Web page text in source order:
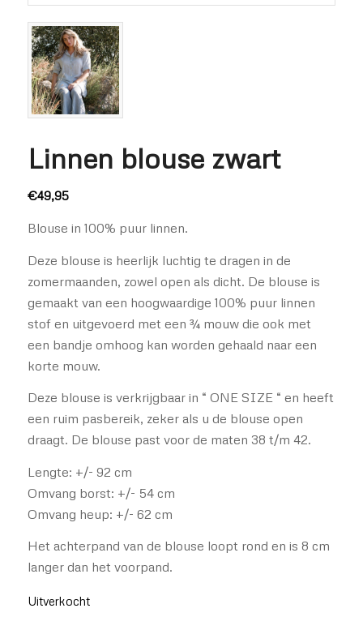
Linnen blouse zwart
€49,95
Blouse in 100% puur linnen.
Deze blouse is heerlijk luchtig te dragen in de
zomermaanden, zowel open als dicht. De blouse is
gemaakt van een hoogwaardige 100% puur linnen
stof en uitgevoerd met een ¾ mouw die ook met
een bandje omhoog kan worden gehaald naar een
korte mouw.
Deze blouse is verkrijgbaar in “ ONE SIZE “ en heeft
een ruim pasbereik, zeker als u de blouse open
draagt. De blouse past voor de maten 38 t/m 42.
Lengte: +/- 92 cm
Omvang borst: +/- 54 cm
Omvang heup: +/- 62 cm
Het achterpand van de blouse loopt rond en is 8 cm
langer dan het voorpand.
Uitverkocht